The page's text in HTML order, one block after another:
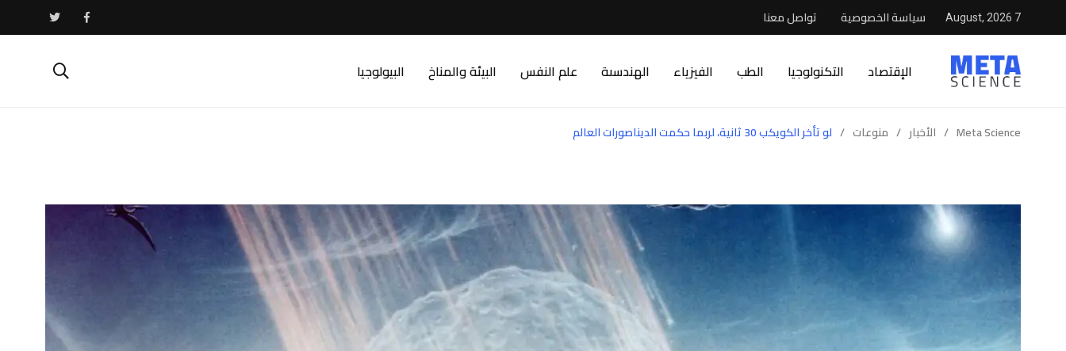
7 August, 2026 سياسة الخصوصية تواصل معنا
الإقتصاد التكنولوجيا الطب الفيزياء الهندسىة علم النفس البيئة والمناخ البيولوجيا
Meta Science
/ الأخبار / منوعات / لو تأخر الكويكب 30 ثانية، لربما حكمت الديناصورات العالم